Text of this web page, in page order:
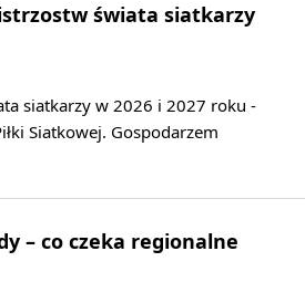
świata siatkarzy
siatkarzy w 2026 i 2027 roku -
Siatkowej. Gospodarzem
– co czeka regionalne